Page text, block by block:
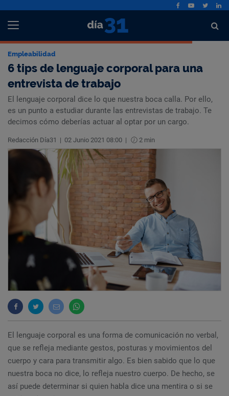
Empleabilidad
6 tips de lenguaje corporal para una
entrevista de trabajo
El lenguaje corporal dice lo que nuestra boca calla. Por ello,
es un punto a estudiar durante las entrevistas de trabajo. Te
decimos cómo deberías actuar al optar por un cargo.
Redacción Día31 | 02 Junio 2021 08:00 | 2 min
El lenguaje corporal es una forma de comunicación no verbal,
que se refleja mediante gestos, posturas y movimientos del
cuerpo y cara para transmitir algo. Es bien sabido que lo que
nuestra boca no dice, lo refleja nuestro cuerpo. De hecho, se
así puede determinar si quien habla dice una mentira o si se